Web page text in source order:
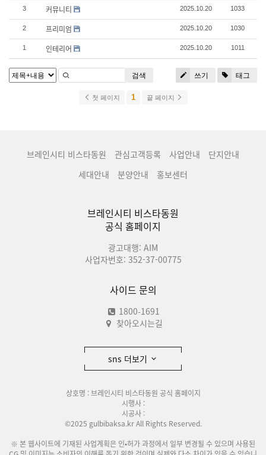
3 커뮤니티 2025.10.20 1033
2 프리미엄 2025.10.20 1030
1 인테리어 2025.10.20 1011
쓰기 태그
검색
첫 페이지 1 끝 페이지
브레인시티 비스타동원 관심고객등록 사업안내
단지안내
세대안내
분양안내 홍보센터
브레인시티 비스타동원
공식 홈페이지
광고대행: AIM
사업자번호: 352-37-00775
사이드 문의
1800-1691
찾아오시는길
sns 더보기
상호명 : 브레인시티 비스타동원 공식 홈페이지
시행사 :
시공사 :
©2025 gulbibaksa.kr All Rights Reserved.
※ 본 웹사이트에 기재된 사업계획은 인•허가 과정에서 일부 변경될 수 있으며 사용된